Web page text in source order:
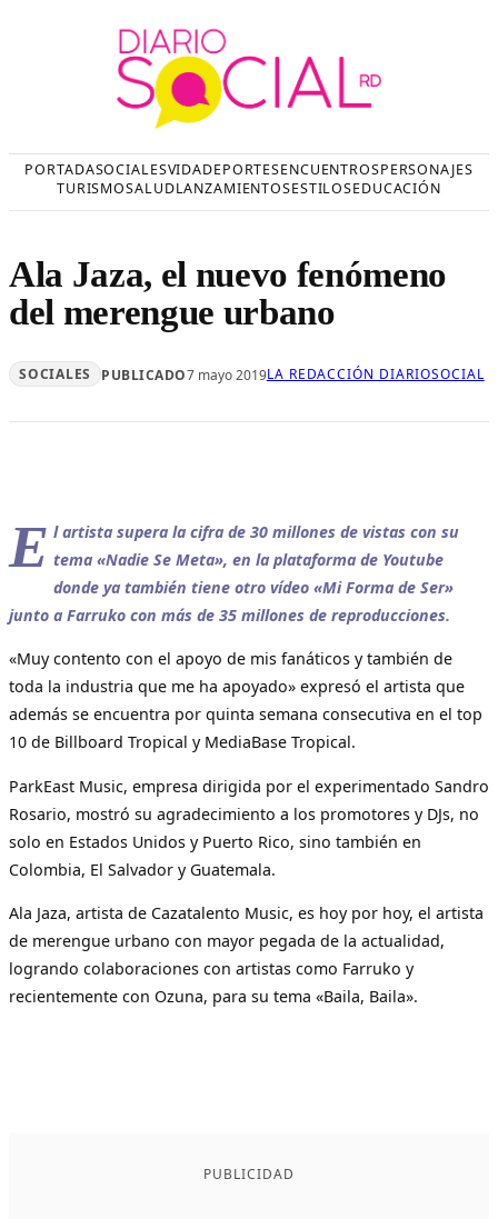
PORTADASOCIALESVIDADEPORTESENCUENTROSPERSONAJES
TURISMOSALUDLANZAMIENTOSESTILOSEDUCACIÓN
Ala Jaza, el nuevo fenómeno
del merengue urbano
SOCIALES PUBLICADO7 mayo 2019LA REDACCIÓN DIARIOSOCIAL
E l artista supera la cifra de 30 millones de vistas con su
tema «Nadie Se Meta», en la plataforma de Youtube
donde ya también tiene otro vídeo «Mi Forma de Ser»
junto a Farruko con más de 35 millones de reproducciones.
«Muy contento con el apoyo de mis fanáticos y también de
toda la industria que me ha apoyado» expresó el artista que
además se encuentra por quinta semana consecutiva en el top
10 de Billboard Tropical y MediaBase Tropical.
ParkEast Music, empresa dirigida por el experimentado Sandro
Rosario, mostró su agradecimiento a los promotores y DJs, no
solo en Estados Unidos y Puerto Rico, sino también en
Colombia, El Salvador y Guatemala.
Ala Jaza, artista de Cazatalento Music, es hoy por hoy, el artista
de merengue urbano con mayor pegada de la actualidad,
logrando colaboraciones con artistas como Farruko y
recientemente con Ozuna, para su tema «Baila, Baila».
PUBLICIDAD